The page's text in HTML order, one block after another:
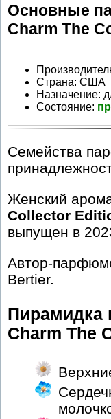
Основные
Charm The
Страна: США
Назначение:
Состояние:
Семейства
Женский
Collector
выпущен в
Автор-
Bertier.
Пирамидка
Charm The